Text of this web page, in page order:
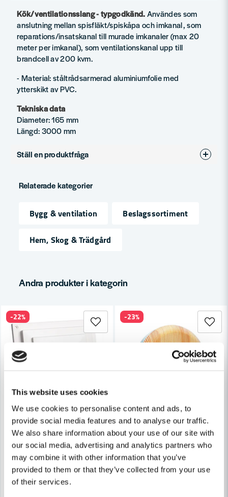
This website uses cookies
We use cookies to personalise content and ads, to
provide social media features and to analyse our traffic.
We also share information about your use of our site with
our social media, advertising and analytics partners who
may combine it with other information that you’ve
provided to them or that they’ve collected from your use
of their services.
Kök/ventilationsslang - typgodkänd.Användes som
anslutning mellan spisfläkt/spiskåpa och imkanal, som
reparations/insatskanal till murade imkanaler (max 20
meter per imkanal), som ventilationskanal upp till
brandcell av 200 kvm.
- Material: ståltrådsarmerad aluminiumfolie med
ytterskikt av PVC.
Tekniska data
Diameter: 165 mm
Längd: 3000 mm
Ställ en produktfråga
Fråga oss något om denna produkten...
Namn
Ja, ni får publicera min fråga
Skicka fråga
Relaterade kategorier
Bygg & ventilation
Beslagssortiment
Hem, Skog & Trädgård
Andra produkter i kategorin
FRESH
Fresh Tallriksventil 180
201 kr
156 kr
Leveranstid ifrån leverantör ca
-22%
FRESH
Fresh Tallriksventil TL125 Trä
349 kr
268 kr
-23%